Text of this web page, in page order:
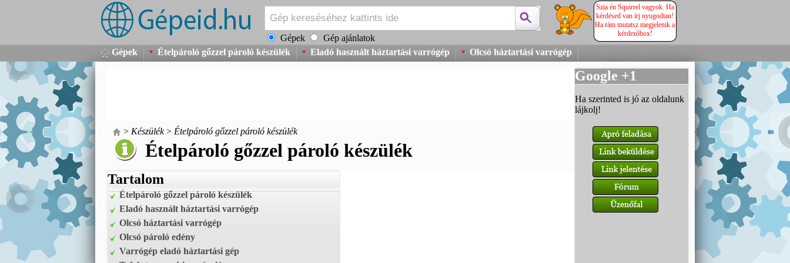
Gépek Gép ajánlatok
Szia én Squirrel vagyok. Ha
kérdésed van írj nyugodtan!
Ha rám mutatsz megjelenik a
kérdezőbox!
Gépek Ételpároló gőzzel pároló készülék Eladó használt háztartási varrógép Olcsó háztartási varrógép
> Készülék> Ételpároló gőzzel pároló készülék
Ételpároló gőzzel pároló készülék
Tartalom
Ételpároló gőzzel pároló készülék
Eladó használt háztartási varrógép
Olcsó háztartási varrógép
Olcsó pároló edény
Varrógép eladó háztartási gép
Google +1
Ha szerinted is jó az oldalunk
lájkolj!